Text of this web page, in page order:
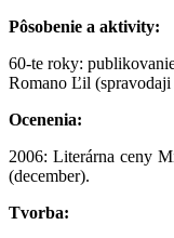
Pôsobenie a aktivity:
60-te roky:
Romano Ľil
Ocenenia:
2006: Literárna ceny
(december).
Tvorba: